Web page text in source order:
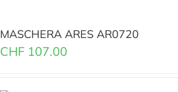
MASCHERA ARES AR0720
CHF 107.00